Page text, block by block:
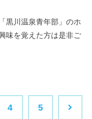
黒川温泉青年部」のホ
味を覚えた方は是非ご
4 5